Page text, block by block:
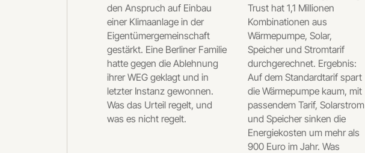
den Anspruch auf Einbau
einer Klimaanlage in der
Eigentümergemeinschaft
gestärkt. Eine Berliner Familie
hatte gegen die Ablehnung
ihrer WEG geklagt und in
letzter Instanz gewonnen.
Was das Urteil regelt, und
was es nicht regelt.
Trust hat 1,1 Millionen
Kombinationen aus
Wärmepumpe, Solar,
Speicher und Stromtarif
durchgerechnet. Ergebnis:
Auf dem Standardtarif spart
die Wärmepumpe kaum, mit
passendem Tarif, Solarstrom
und Speicher sinken die
Energiekosten um mehr als
900 Euro im Jahr. Was